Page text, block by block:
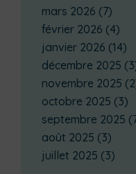
mars 2026 (7)
février 2026 (4)
janvier 2026 (14)
décembre 2025
novembre 2025
octobre 2025 (3)
septembre 2025
août 2025 (3)
juillet 2025 (3)